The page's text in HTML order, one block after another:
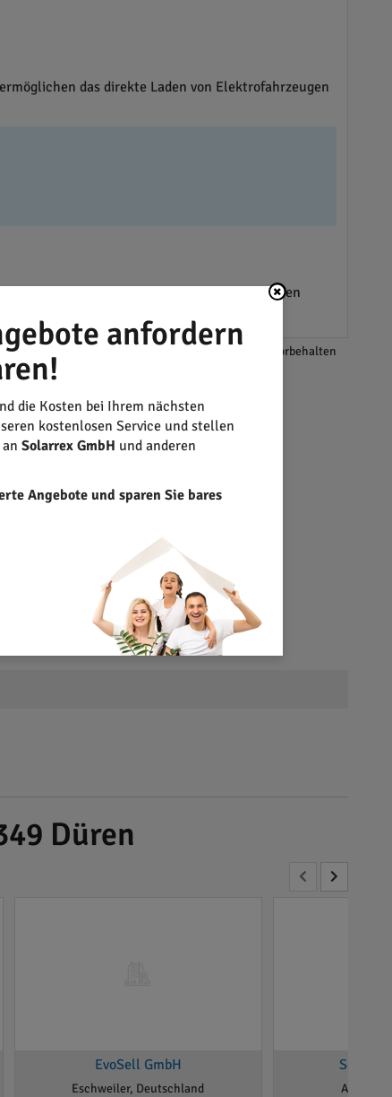
das direkte Laden von Elektrofahrzeugen
zu Fördermöglichkeiten auf verschiedenen
*Änderungen und Irrtümer vorbehalten
Düren
EvoSell GmbH
Eschweiler, Deutschland
Solar
Alsdorf,
anfordern
die Kosten bei Ihrem nächsten
kostenlosen Service und stellen
Solarrex GmbH und anderen
Angebote und sparen Sie bares